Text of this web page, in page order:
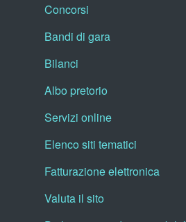
Concorsi
Bandi di gara
Bilanci
Albo pretorio
Servizi online
Elenco siti tematici
Fatturazione elettronica
Valuta il sito